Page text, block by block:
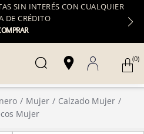
SIN INTERÉS CON CUALQUIER
DE CRÉDITO
(0)
Mujer
Calzado Mujer
Mujer